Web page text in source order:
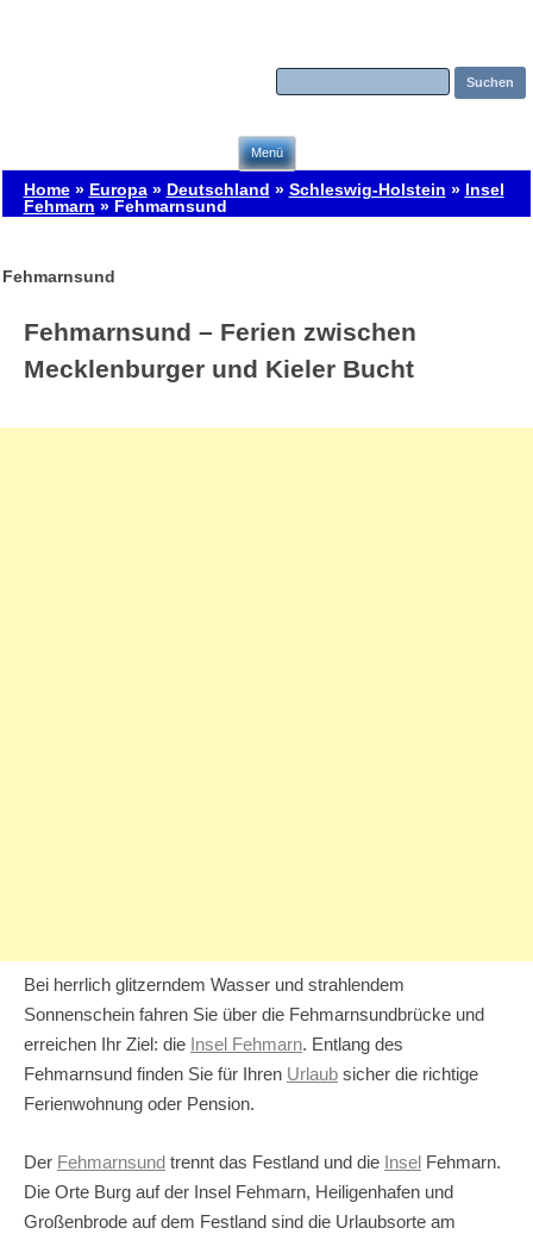
Menü
Home» Europa» Deutschland » Schleswig-Holstein » Insel
Fehmarn » Fehmarnsund
Fehmarnsund
Fehmarnsund – Ferien zwischen
Mecklenburger und Kieler Bucht
Bei herrlich glitzerndem Wasser und strahlendem
Sonnenschein fahren Sie über die Fehmarnsundbrücke und
erreichen Ihr Ziel: die Insel Fehmarn. Entlang des
Fehmarnsund finden Sie für Ihren Urlaub sicher die richtige
Ferienwohnung oder Pension.
Der Fehmarnsund trennt das Festland und die Insel Fehmarn.
Die Orte Burg auf der Insel Fehmarn, Heiligenhafen und
Großenbrode auf dem Festland sind die Urlaubsorte am